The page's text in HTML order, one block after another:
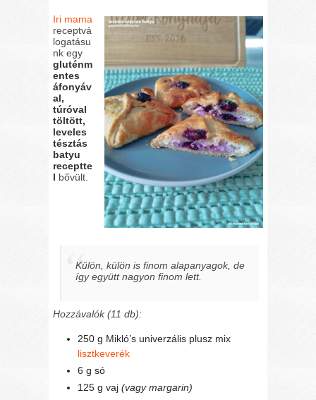
Iri mama
receptvá
logatásu
nk egy
gluténm
entes
áfonyáv
al,
túróval
töltött,
leveles
tésztás
batyu
receptte
l bővült.
Külön, külön is finom alapanyagok, de
így együtt nagyon finom lett.
Hozzávalók (11 db):
250 g Mikló’s univerzális plusz mix
lisztkeverék
6 g só
125 g vaj(vagy margarin)